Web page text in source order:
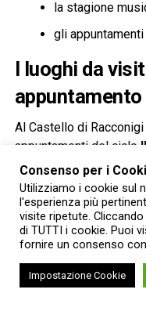
la stagione
gli appuntamenti
I luoghi da
appuntamento
Al Castello di
appuntamenti del ciclo
riscoprire, dedicato
percorso di visita.
accedere agli
che conservano
delle collezioni
donato dalla Città di
Consenso per i
Utilizziamo i cookie sul
l'esperienza più
visite ripetute.
di TUTTI i cookie. Puoi
fornire un consenso
Impostazione Cookie